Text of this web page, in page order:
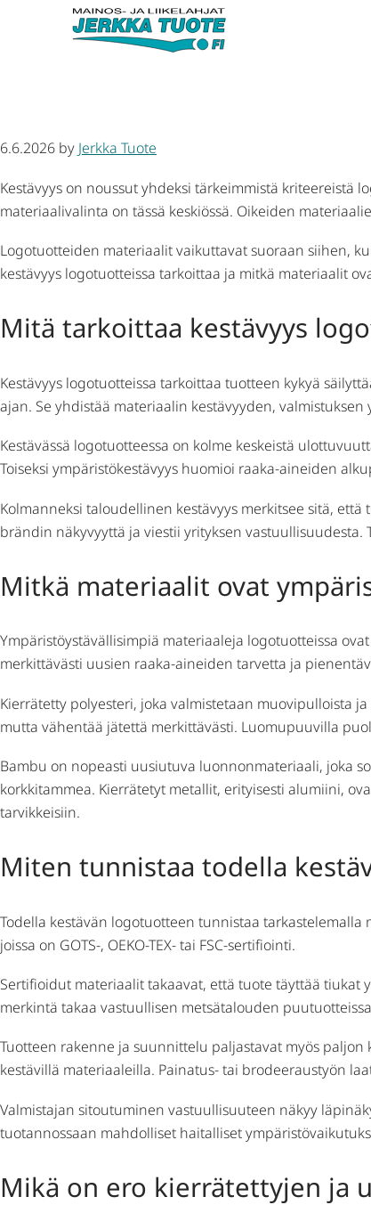
6.6.2026 by Jerkka Tuote
Kestävyys on noussut yhdeksi tärkeimmistä kriteereistä
materiaalivalinta on tässä keskiössä. Oikeiden
Logotuotteiden materiaalit vaikuttavat suoraan siihen,
kestävyys logotuotteissa tarkoittaa ja mitkä materiaalit
Mitä tarkoittaa kestävyys
Kestävyys logotuotteissa tarkoittaa tuotteen kykyä
ajan. Se yhdistää materiaalin kestävyyden,
Kestävässä logotuotteessa on kolme keskeistä
Toiseksi ympäristökestävyys huomioi raaka-aineiden
Kolmanneksi taloudellinen kestävyys merkitsee sitä,
brändin näkyvyyttä ja viestii yrityksen
Mitkä materiaalit ovat
Ympäristöystävällisimpiä materiaaleja logotuotteissa
merkittävästi uusien raaka-aineiden tarvetta ja
Kierrätetty polyesteri, joka valmistetaan muovipulloista
mutta vähentää jätettä merkittävästi. Luomupuuvilla
Bambu on nopeasti uusiutuva luonnonmateriaali, joka
korkkitammea. Kierrätetyt metallit, erityisesti alumiini,
tarvikkeisiin.
Miten tunnistaa todella
Todella kestävän logotuotteen tunnistaa
joissa on GOTS-, OEKO-TEX- tai FSC-sertifiointi.
Sertifioidut materiaalit takaavat, että tuote täyttää tiukat
merkintä takaa vastuullisen metsätalouden
Tuotteen rakenne ja suunnittelu paljastavat myös
kestävillä materiaaleilla. Painatus- tai brodeeraustyön
Valmistajan sitoutuminen vastuullisuuteen näkyy
tuotannossaan mahdolliset haitalliset
Mikä on ero kierrätettyjen ja